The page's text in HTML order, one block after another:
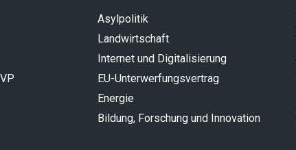
Asylpolitik
Landwirt­schaft
Internet und Digitalisierung
EU-Unterwerfungsvertrag
Energie
Bildung, Forschung und Innovation